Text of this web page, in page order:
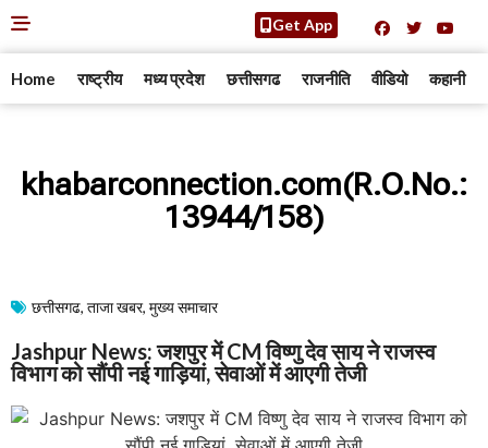
Get App
Home राष्ट्रीय मध्य प्रदेश छत्तीसगढ राजनीति वीडियो कहानी
khabarconnection.com(R.O.No.:
13944/158)
छत्तीसगढ, ताजा खबर, मुख्य समाचार​
Jashpur News: जशपुर में CM विष्णु देव साय ने राजस्व
विभाग को सौंपी नई गाड़ियां, सेवाओं में आएगी तेजी